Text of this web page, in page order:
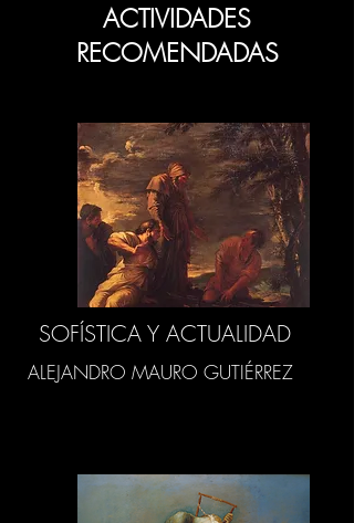
ACTIVIDADES
RECOMENDADAS
SOFÍSTICA Y ACTUALIDAD
ALEJANDRO MAURO GUTIÉRREZ